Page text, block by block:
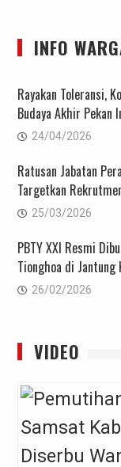
INFO
Rayakan Toleransi,
Budaya Akhir Pekan
24/04/2026
Ratusan Jabatan
Targetkan
25/03/2026
PBTY XXI Resmi
Tionghoa di Jantung
26/02/2026
VIDEO